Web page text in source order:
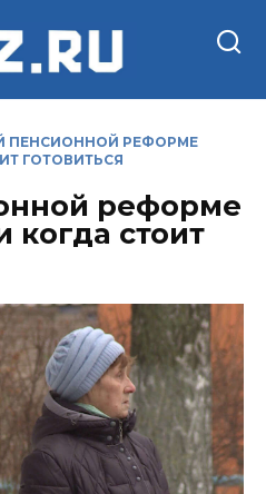
ПЕНСИОННОЙ РЕФОРМЕ
ГОТОВИТЬСЯ
реформе
когда стоит